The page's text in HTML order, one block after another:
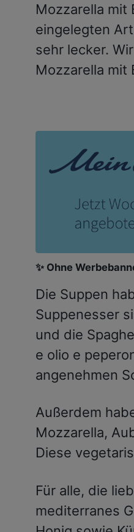
Mozzarella mit
eingelegten
sehr lecker.
Mozzarella mit
✨ Ohne
Die Suppen
Suppenesser
und die
e olio e
angenehmen
Außerdem
Mozzarella,
Diese
Für alle, die
mediterranes